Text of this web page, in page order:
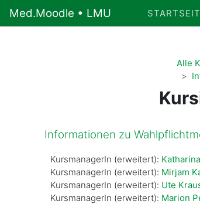
Med.Moodle • LMU
Alle
Informationen zu
KursmanagerIn (erweitert):
KursmanagerIn (erweitert): Mirjam
KursmanagerIn (erweitert): Ute
KursmanagerIn (erweitert): Marion